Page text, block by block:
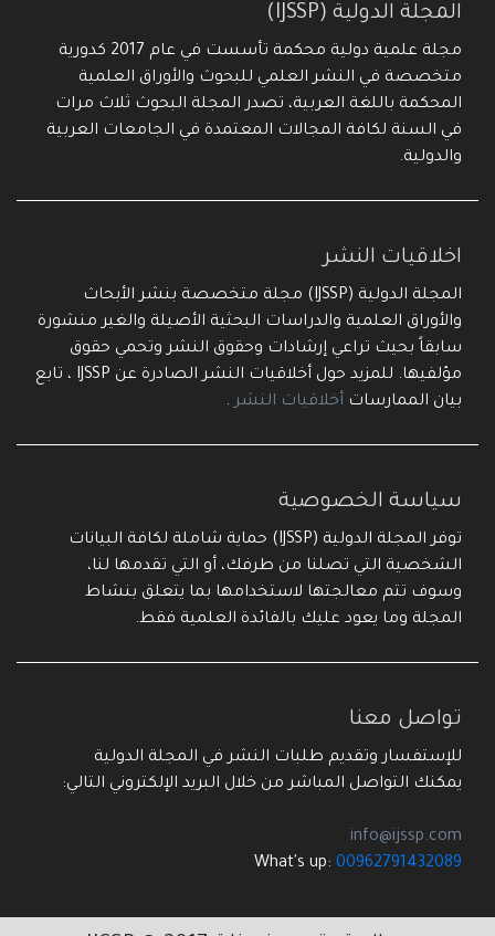
المجلة الدولية (IJSSP)
مجلة علمية دولية محكمة تأسست في عام 2017 كدورية
متخصصة في النشر العلمي للبحوث والأوراق العلمية
المحكمة باللغة العربية، تصدر المجلة البحوث ثلاث مرات
في السنة لكافة المجالات المعتمدة في الجامعات العربية
والدولية.
اخلاقيات النشر
المجلة الدولية (IJSSP) مجلة متخصصة بنشر الأبحاث
والأوراق العلمية والدراسات البحثية الأصيلة والغير منشورة
سابقاً بحيث تراعي إرشادات وحقوق النشر وتحمي حقوق
مؤلفيها. للمزيد حول أخلاقيات النشر الصادرة عن IJSSP ، تابع
بيان الممارساتأخلاقيات النشر.
سياسة الخصوصية
توفر المجلة الدولية (IJSSP) حماية شاملة لكافة البيانات
الشخصية التي تصلنا من طرفك، أو التي تقدمها لنا،
وسوف تتم معالجتها لاستخدامها بما يتعلق بنشاط
المجلة وما يعود عليك بالفائدة العلمية فقط.
تواصل معنا
للإستفسار وتقديم طلبات النشر في المجلة الدولية
يمكنك التواصل المباشر من خلال البريد الإلكتروني التالي:
info@ijssp.com
What's up:00962791432089